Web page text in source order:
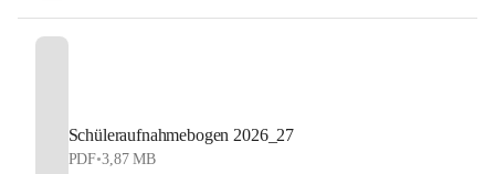
Schüleraufnahmebogen 2026_27
PDF•3,87 MB